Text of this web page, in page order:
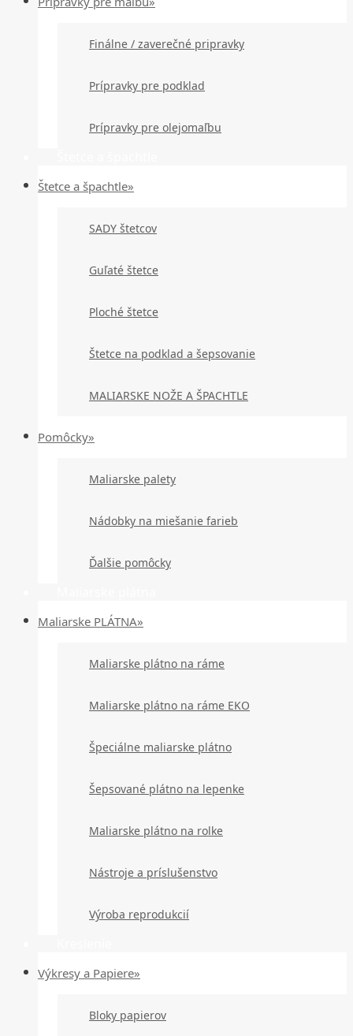
Finálne / zaverečné pripravky
Prípravky pre podklad
Prípravky pre olejomaľbu
Štetce a špachtle»
SADY štetcov
Guľaté štetce
Ploché štetce
Štetce na podklad a šepsovanie
MALIARSKE NOŽE A ŠPACHTLE
Pomôcky»
Maliarske palety
Nádobky na miešanie farieb
Ďalšie pomôcky
Maliarske PLÁTNA»
Maliarske plátno na ráme
Maliarske plátno na ráme EKO
Špeciálne maliarske plátno
Šepsované plátno na lepenke
Maliarske plátno na rolke
Nástroje a príslušenstvo
Výroba reprodukcií
Výkresy a Papiere»
Bloky papierov